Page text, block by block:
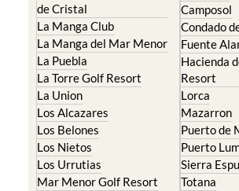
de Cristal
La Manga Club
La Manga del Mar Menor
La Puebla
La Torre Golf Resort
La Union
Los Alcazares
Los Belones
Los Nietos
Los Urrutias
Mar Menor Golf Resort
Camposol
Condado
Fuente
Hacienda
Resort
Lorca
Mazarron
Puerto de
Puerto
Sierra
Totana